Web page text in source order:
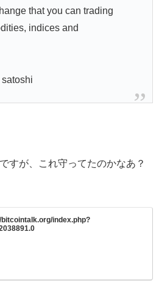
that you can trading
indices and
すが、これ守ってたのかなあ？
index.php?